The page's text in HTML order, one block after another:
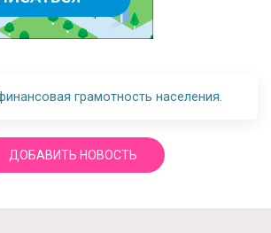
грамотность населения.
ДОБАВИТЬ НОВОСТЬ